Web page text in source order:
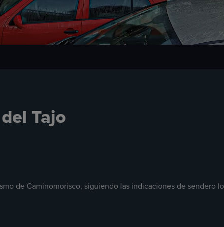
Tajo
de Caminomorisco, siguiendo las indicaciones de sendero